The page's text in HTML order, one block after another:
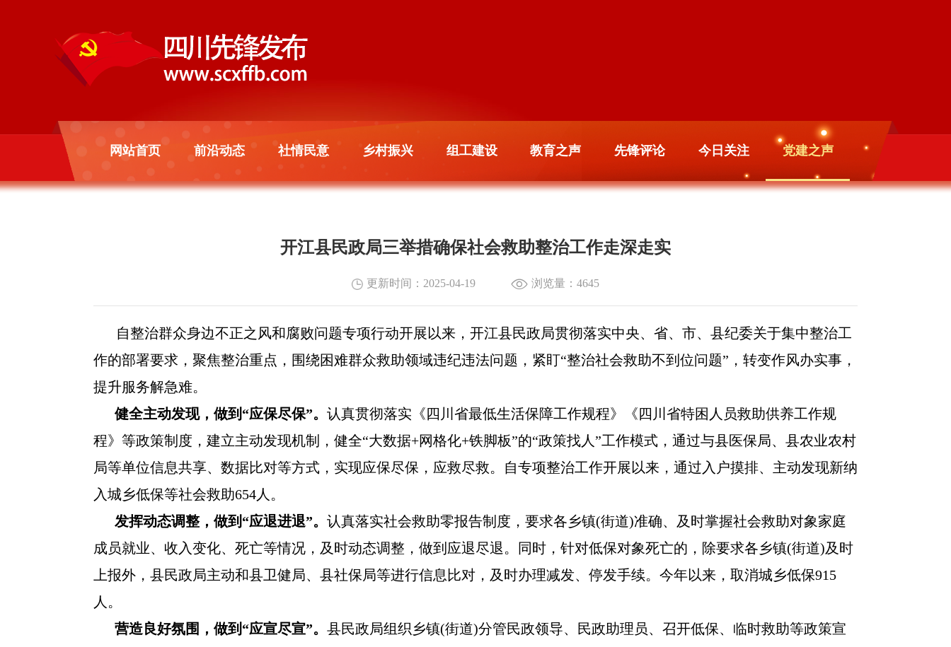
网站首页 前沿动态 社情民意 乡村振兴 组工建设 教育之声 先锋评论 今日关注 党建之声
开江县民政局三举措确保社会救助整治工作走深走实
更新时间：2025-04-19 浏览量： 4645
自整治群众身边不正之风和腐败问题专项行动开展以来，开江县民政局贯彻落实中央、省、市、县纪委关于集中整治工
作的部署要求，聚焦整治重点，围绕困难群众救助领域违纪违法问题，紧盯“整治社会救助不到位问题”，转变作风办实事，
提升服务解急难。
健全主动发现，做到“应保尽保”。 认真贯彻落实《四川省最低生活保障工作规程》《四川省特困人员救助供养工作规
程》等政策制度，建立主动发现机制，健全“大数据+网格化+铁脚板”的“政策找人”工作模式，通过与县医保局、县农业农村
局等单位信息共享、数据比对等方式，实现应保尽保，应救尽救。自专项整治工作开展以来，通过入户摸排、主动发现新纳
入城乡低保等社会救助654人。
发挥动态调整，做到“应退进退”。 认真落实社会救助零报告制度，要求各乡镇(街道)准确、及时掌握社会救助对象家庭
成员就业、收入变化、死亡等情况，及时动态调整，做到应退尽退。同时，针对低保对象死亡的，除要求各乡镇(街道)及时
上报外，县民政局主动和县卫健局、县社保局等进行信息比对，及时办理减发、停发手续。今年以来，取消城乡低保915
人。
营造良好氛围，做到“应宣尽宣”。 县民政局组织乡镇(街道)分管民政领导、民政助理员、召开低保、临时救助等政策宣